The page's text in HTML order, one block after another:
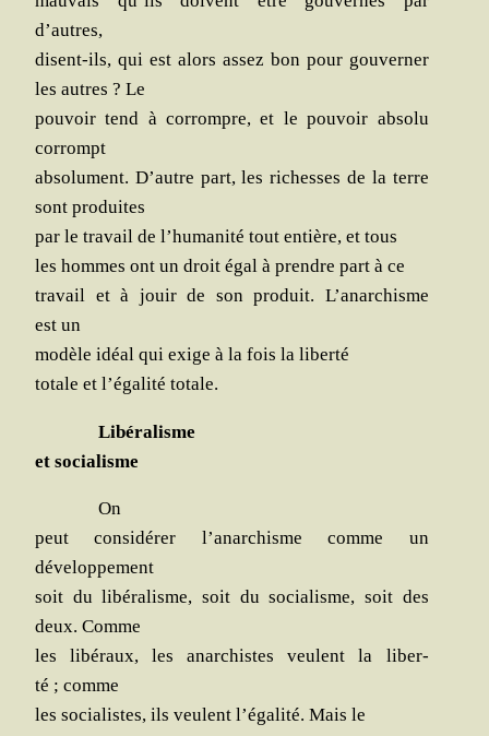
d’autres,
disent-ils, qui est alors assez bon pour gou­ver­ner
les autres ? Le
pou­voir tend à cor­rompre, et le pou­voir abso­lu
corrompt
abso­lu­ment. D’autre part, les richesses de la terre
sont produites
par le tra­vail de l’humanité tout entière, et tous
les hommes ont un droit égal à prendre part à ce
tra­vail et à jouir de son pro­duit. L’anarchisme
est un
modèle idéal qui exige à la fois la liberté
totale et l’égalité totale.
Libé­ra­lisme
et socialisme
On
peut consi­dé­rer l’anarchisme comme un
développement
soit du libé­ra­lisme, soit du socia­lisme, soit des
deux. Comme
les libé­raux, les anar­chistes veulent la liber­
té ; comme
les socia­listes, ils veulent l’égalité. Mais le